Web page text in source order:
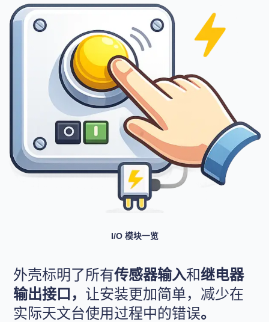
I/O 模块一览
外壳标明了所有传感器输入和继电器
输出接口， 让安装更加简单，减少在
实际天文台使用过程中的错误。